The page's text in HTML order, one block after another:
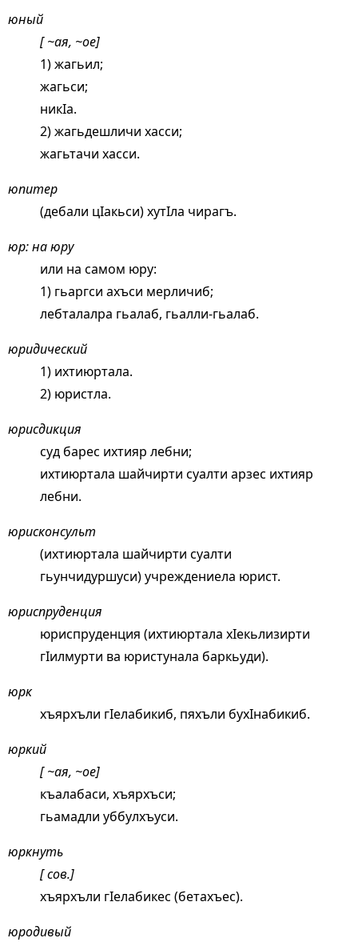
юный
[ ~ая, ~ое]
1) жагьил;
жагьси;
никIа.
2) жагьдешличи хасси;
жагьтачи хасси.
юпитер
(дебали цIакьси) хутIла чирагъ.
юр: на юру
или на самом юру:
1) гьаргси ахъси мерличиб;
лебталалра гьалаб, гьалли-гьалаб.
юридический
1) ихтиюртала.
2) юристла.
юрисдикция
суд барес ихтияр лебни;
ихтиюртала шайчирти суалти арзес ихтияр
лебни.
юрисконсульт
(ихтиюртала шайчирти суалти
гьунчидуршуси) учреждениела юрист.
юриспруденция
юриспруденция (ихтиюртала хIекьлизирти
гIилмурти ва юристунала баркьуди).
юрк
хъярхъли гIелабикиб, пяхъли бухIнабикиб.
юркий
[ ~ая, ~ое]
къалабаси, хъярхъси;
гьамадли уббулхъуси.
юркнуть
[ сов.]
хъярхъли гIелабикес (бетахъес).
юродивый